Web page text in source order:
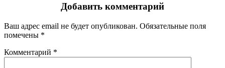
Добавить комментарий
Ваш адрес email не будет опубликован. Обязательные поля
помечены *
Комментарий *